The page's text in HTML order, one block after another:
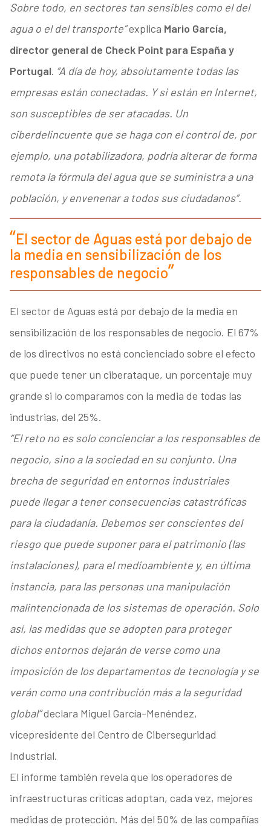
Sobre todo, en sectores tan sensibles como el del
agua o el del transporte”explica Mario García,
director general de Check Point para España y
Portugal. “A día de hoy, absolutamente todas las
empresas están conectadas. Y si están en Internet,
son susceptibles de ser atacadas. Un
ciberdelincuente que se haga con el control de, por
ejemplo, una potabilizadora, podría alterar de forma
remota la fórmula del agua que se suministra a una
población, y envenenar a todos sus ciudadanos”.
El sector de Aguas está por debajo de
la media en sensibilización de los
responsables de negocio
El sector de Aguas está por debajo de la media en
sensibilización de los responsables de negocio. El 67%
de los directivos no está concienciado sobre el efecto
que puede tener un ciberataque, un porcentaje muy
grande si lo comparamos con la media de todas las
industrias, del 25%.
“El reto no es solo concienciar a los responsables de
negocio, sino a la sociedad en su conjunto. Una
brecha de seguridad en entornos industriales
puede llegar a tener consecuencias catastróficas
para la ciudadanía. Debemos ser conscientes del
riesgo que puede suponer para el patrimonio (las
instalaciones), para el medioambiente y, en última
instancia, para las personas una manipulación
malintencionada de los sistemas de operación. Solo
así, las medidas que se adopten para proteger
dichos entornos dejarán de verse como una
imposición de los departamentos de tecnología y se
verán como una contribución más a la seguridad
global”declara Miguel García-Menéndez,
vicepresidente del Centro de Ciberseguridad
Industrial.
El informe también revela que los operadores de
infraestructuras críticas adoptan, cada vez, mejores
medidas de protección. Más del 50% de las compañías